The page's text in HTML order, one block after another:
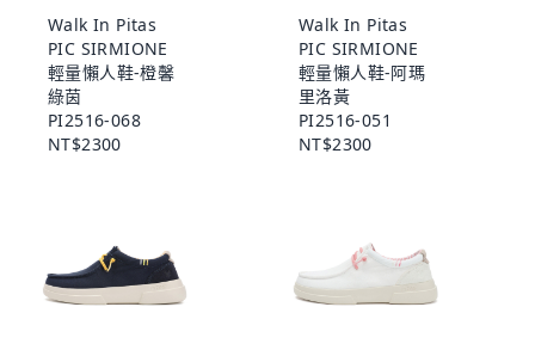
Walk In Pitas
PIC SIRMIONE
輕量懶人鞋-橙馨
綠茵
PI2516-068
NT$2300
Walk In Pitas
PIC SIRMIONE
輕量懶人鞋-阿瑪
里洛黃
PI2516-051
NT$2300